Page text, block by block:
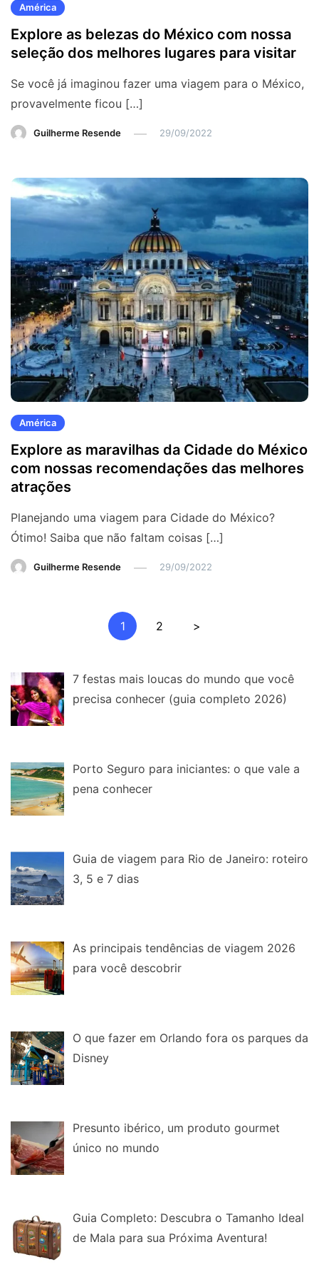
América
Explore as belezas do México com nossa
seleção dos melhores lugares para visitar
Se você já imaginou fazer uma viagem para o México,
provavelmente ficou […]
Guilherme Resende 29/09/2022
América
Explore as maravilhas da Cidade do México
com nossas recomendações das melhores
atrações
Planejando uma viagem para Cidade do México?
Ótimo! Saiba que não faltam coisas […]
Guilherme Resende 29/09/2022
1 2 >
7 festas mais loucas do mundo que você
precisa conhecer (guia completo 2026)
Porto Seguro para iniciantes: o que vale a
pena conhecer
Guia de viagem para Rio de Janeiro: roteiro
3, 5 e 7 dias
As principais tendências de viagem 2026
para você descobrir
O que fazer em Orlando fora os parques da
Disney
Presunto ibérico, um produto gourmet
único no mundo
Guia Completo: Descubra o Tamanho Ideal
de Mala para sua Próxima Aventura!